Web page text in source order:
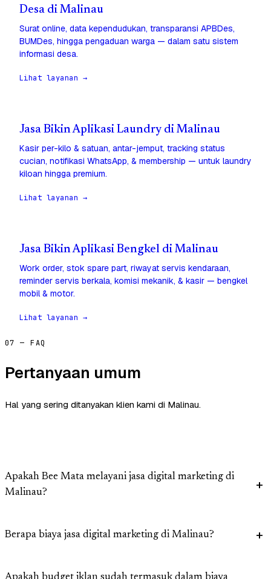
Desa di Malinau
Surat online, data kependudukan, transparansi APBDes,
BUMDes, hingga pengaduan warga — dalam satu sistem
informasi desa.
Lihat layanan →
Jasa Bikin Aplikasi Laundry di Malinau
Kasir per-kilo & satuan, antar-jemput, tracking status
cucian, notifikasi WhatsApp, & membership — untuk laundry
kiloan hingga premium.
Lihat layanan →
Jasa Bikin Aplikasi Bengkel di Malinau
Work order, stok spare part, riwayat servis kendaraan,
reminder servis berkala, komisi mekanik, & kasir — bengkel
mobil & motor.
Lihat layanan →
07 — FAQ
Pertanyaan umum
Hal yang sering ditanyakan klien kami di Malinau.
Apakah Bee Mata melayani jasa digital marketing di
Malinau?
Berapa biaya jasa digital marketing di Malinau?